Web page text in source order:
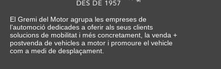
El Gremi del Motor agrupa les empreses de
l’automoció dedicades a oferir als seus clients
solucions de mobilitat i més concretament, la venda +
postvenda de vehicles a motor i promoure el vehicle
com a medi de desplaçament.